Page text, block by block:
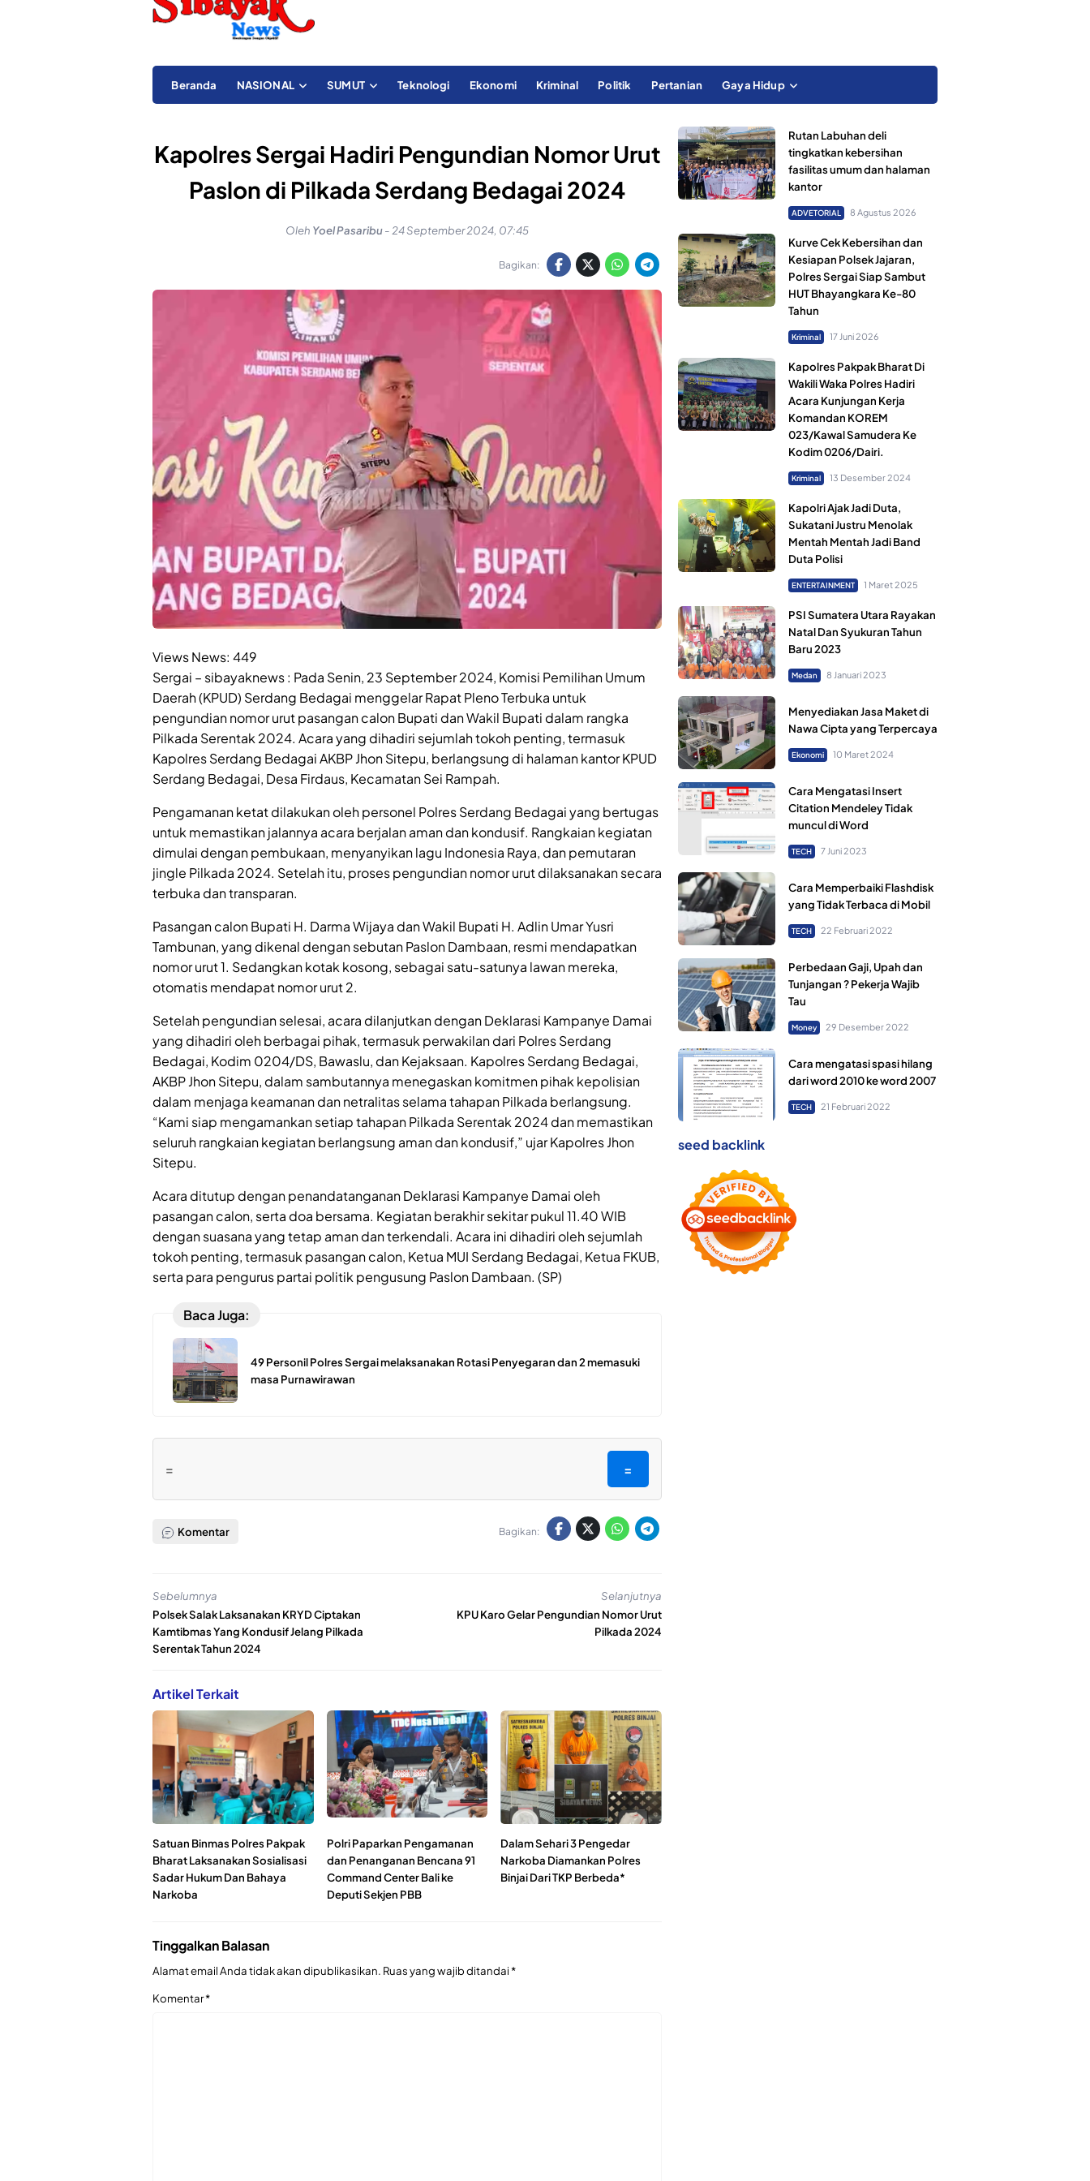
Beranda NASIONAL SUMUT Teknologi Ekonomi Kriminal Politik Pertanian Gaya Hidup
Kapolres Sergai Hadiri Pengundian Nomor Urut
Paslon di Pilkada Serdang Bedagai 2024
Oleh Yoel Pasaribu- 24 September 2024, 07:45
Bagikan:
Views News: 449
Sergai – sibayaknews : Pada Senin, 23 September 2024, Komisi Pemilihan Umum
Daerah (KPUD) Serdang Bedagai menggelar Rapat Pleno Terbuka untuk
pengundian nomor urut pasangan calon Bupati dan Wakil Bupati dalam rangka
Pilkada Serentak 2024. Acara yang dihadiri sejumlah tokoh penting, termasuk
Kapolres Serdang Bedagai AKBP Jhon Sitepu, berlangsung di halaman kantor KPUD
Serdang Bedagai, Desa Firdaus, Kecamatan Sei Rampah.
Pengamanan ketat dilakukan oleh personel Polres Serdang Bedagai yang bertugas
untuk memastikan jalannya acara berjalan aman dan kondusif. Rangkaian kegiatan
dimulai dengan pembukaan, menyanyikan lagu Indonesia Raya, dan pemutaran
jingle Pilkada 2024. Setelah itu, proses pengundian nomor urut dilaksanakan secara
terbuka dan transparan.
Pasangan calon Bupati H. Darma Wijaya dan Wakil Bupati H. Adlin Umar Yusri
Tambunan, yang dikenal dengan sebutan Paslon Dambaan, resmi mendapatkan
nomor urut 1. Sedangkan kotak kosong, sebagai satu-satunya lawan mereka,
otomatis mendapat nomor urut 2.
Setelah pengundian selesai, acara dilanjutkan dengan Deklarasi Kampanye Damai
yang dihadiri oleh berbagai pihak, termasuk perwakilan dari Polres Serdang
Bedagai, Kodim 0204/DS, Bawaslu, dan Kejaksaan. Kapolres Serdang Bedagai,
AKBP Jhon Sitepu, dalam sambutannya menegaskan komitmen pihak kepolisian
dalam menjaga keamanan dan netralitas selama tahapan Pilkada berlangsung.
“Kami siap mengamankan setiap tahapan Pilkada Serentak 2024 dan memastikan
seluruh rangkaian kegiatan berlangsung aman dan kondusif,” ujar Kapolres Jhon
Sitepu.
Acara ditutup dengan penandatanganan Deklarasi Kampanye Damai oleh
pasangan calon, serta doa bersama. Kegiatan berakhir sekitar pukul 11.40 WIB
dengan suasana yang tetap aman dan terkendali. Acara ini dihadiri oleh sejumlah
tokoh penting, termasuk pasangan calon, Ketua MUI Serdang Bedagai, Ketua FKUB,
serta para pengurus partai politik pengusung Paslon Dambaan. (SP)
Baca Juga:
49 Personil Polres Sergai melaksanakan Rotasi Penyegaran dan 2 memasuki
masa Purnawirawan
= =
Komentar Bagikan:
Sebelumnya
Polsek Salak Laksanakan KRYD Ciptakan
Kamtibmas Yang Kondusif Jelang Pilkada
Serentak Tahun 2024
Selanjutnya
KPU Karo Gelar Pengundian Nomor Urut
Pilkada 2024
Artikel Terkait
Satuan Binmas Polres Pakpak
Bharat Laksanakan Sosialisasi
Sadar Hukum Dan Bahaya
Narkoba
Polri Paparkan Pengamanan
dan Penanganan Bencana 91
Command Center Bali ke
Deputi Sekjen PBB
Dalam Sehari 3 Pengedar
Narkoba Diamankan Polres
Binjai Dari TKP Berbeda*
Tinggalkan Balasan
Alamat email Anda tidak akan dipublikasikan. Ruas yang wajib ditandai*
Komentar*
Rutan Labuhan deli
tingkatkan kebersihan
fasilitas umum dan halaman
kantor
ADVETORIAL 8 Agustus 2026
Kurve Cek Kebersihan dan
Kesiapan Polsek Jajaran,
Polres Sergai Siap Sambut
HUT Bhayangkara Ke-80
Tahun
Kriminal 17 Juni 2026
Kapolres Pakpak Bharat Di
Wakili Waka Polres Hadiri
Acara Kunjungan Kerja
Komandan KOREM
023/Kawal Samudera Ke
Kodim 0206/Dairi.
Kriminal 13 Desember 2024
Kapolri Ajak Jadi Duta,
Sukatani Justru Menolak
Mentah Mentah Jadi Band
Duta Polisi
ENTERTAINMENT 1 Maret 2025
PSI Sumatera Utara Rayakan
Natal Dan Syukuran Tahun
Baru 2023
Medan 8 Januari 2023
Menyediakan Jasa Maket di
Nawa Cipta yang Terpercaya
Ekonomi 10 Maret 2024
Cara Mengatasi Insert
Citation Mendeley Tidak
muncul di Word
TECH 7 Juni 2023
Cara Memperbaiki Flashdisk
yang Tidak Terbaca di Mobil
TECH 22 Februari 2022
Perbedaan Gaji, Upah dan
Tunjangan ? Pekerja Wajib
Tau
Money 29 Desember 2022
Cara mengatasi spasi hilang
dari word 2010 ke word 2007
TECH 21 Februari 2022
seed backlink